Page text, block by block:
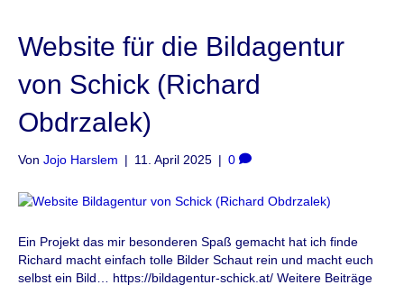
Website für die Bildagentur
von Schick (Richard
Obdrzalek)
Von Jojo Harslem | 11. April 2025 | 0
Ein Projekt das mir besonderen Spaß gemacht hat ich finde
Richard macht einfach tolle Bilder Schaut rein und macht euch
selbst ein Bild… https://bildagentur-schick.at/ Weitere Beiträge